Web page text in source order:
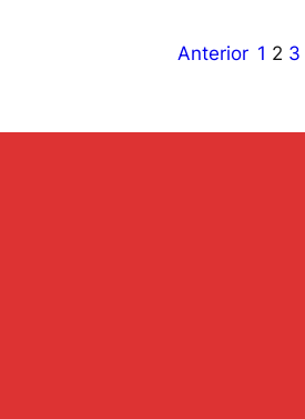
Anterior 1 2 3